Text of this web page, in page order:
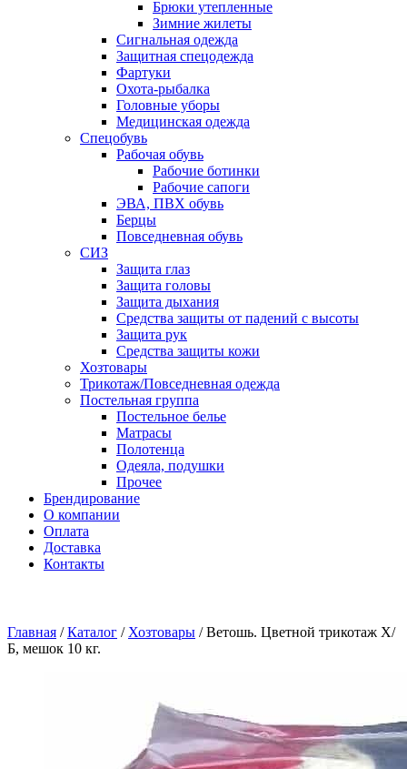
Брюки утепленные
Зимние жилеты
Сигнальная одежда
Защитная спецодежда
Фартуки
Охота-рыбалка
Головные уборы
Медицинская одежда
Спецобувь
Рабочая обувь
Рабочие ботинки
Рабочие сапоги
ЭВА, ПВХ обувь
Берцы
Повседневная обувь
СИЗ
Защита глаз
Защита головы
Защита дыхания
Средства защиты от падений с высоты
Защита рук
Средства защиты кожи
Хозтовары
Трикотаж/Повседневная одежда
Постельная группа
Постельное белье
Матрасы
Полотенца
Одеяла, подушки
Прочее
Брендирование
О компании
Оплата
Доставка
Контакты
Главная / Каталог / Хозтовары / Ветошь. Цветной трикотаж Х/
Б, мешок 10 кг.